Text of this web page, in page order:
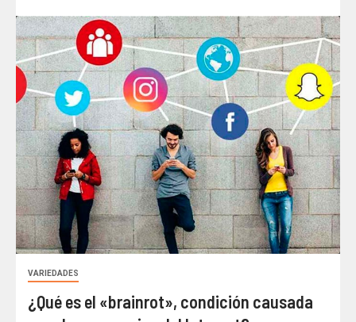
VARIEDADES
¿Qué es el «brainrot», condición causada